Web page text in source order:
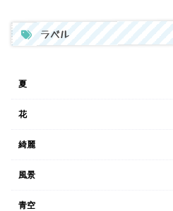
ラベル
夏
花
綺麗
風景
青空